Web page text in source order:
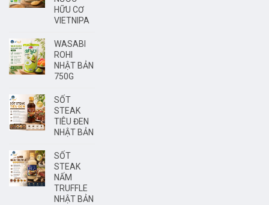
HỮU CƠ
VIETNIPA
WASABI
ROHI
NHẬT BẢN
750G
SỐT
STEAK
TIÊU ĐEN
NHẬT BẢN
SỐT
STEAK
NẤM
TRUFFLE
NHẬT BẢN